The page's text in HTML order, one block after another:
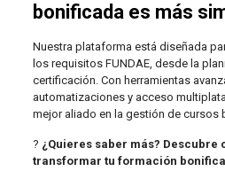
bonificada es más
Nuestra plataforma está diseñada
los requisitos FUNDAE, desde la
certificación. Con herramientas
automatizaciones y acceso
mejor aliado en la gestión de cursos
? ¿Quieres saber más? Descubre
transformar tu formación